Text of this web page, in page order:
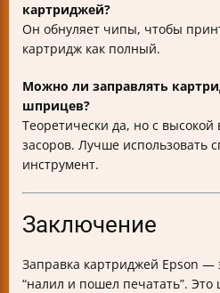
картриджей?
Он обнуляет чипы, чтобы
картридж как полный.
Можно ли заправлять
шприцев?
Теоретически да, но с высокой
засоров. Лучше использовать
инструмент.
Заключение
Заправка картриджей Epson —
“налил и пошел печатать”. Это